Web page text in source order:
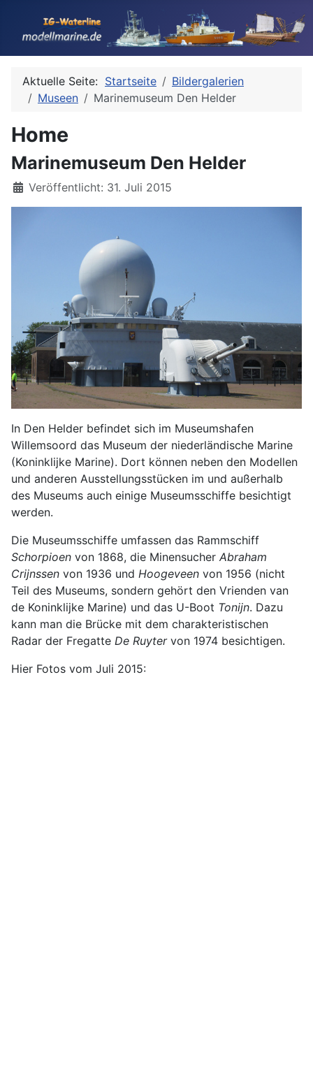
Aktuelle Seite: Startseite
Bildergalerien
Museen
Marinemuseum Den Helder
Home
Marinemuseum Den Helder
Details
Veröffentlicht: 31. Juli 2015
In Den Helder befindet sich im Museumshafen
Willemsoord das Museum der niederländische Marine
(Koninklijke Marine). Dort können neben den Modellen
und anderen Ausstellungsstücken im und außerhalb
des Museums auch einige Museumsschiffe besichtigt
werden.
Die Museumsschiffe umfassen das Rammschiff
Schorpioen von 1868, die Minensucher Abraham
Crijnssen von 1936 und Hoogeveen von 1956 (nicht
Teil des Museums, sondern gehört den Vrienden van
de Koninklijke Marine) und das U-Boot Tonijn. Dazu
kann man die Brücke mit dem charakteristischen
Radar der Fregatte De Ruytervon 1974 besichtigen.
Hier Fotos vom Juli 2015: